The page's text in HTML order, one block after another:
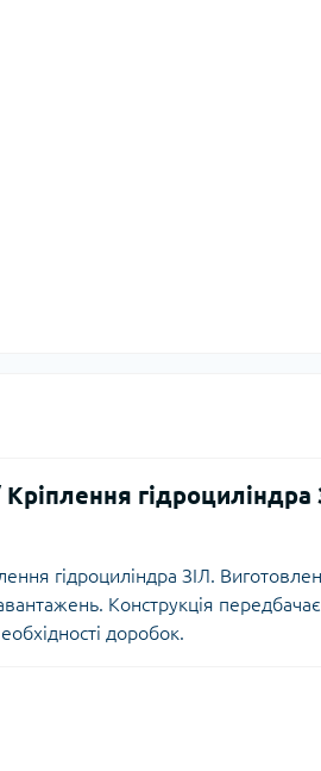
гідроциліндра
гідроциліндра ЗІЛ.
Конструкція
доробок.